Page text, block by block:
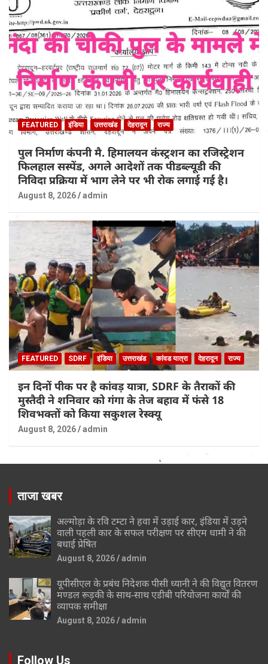
FEATURED इंडिया उत्तराखंड देहरादून राज्य
पुल निर्माण कंपनी मै. हिमालयन कंस्ट्रशन का रजिस्ट्रेशन
फिलहाल सस्पेंड, अगले आदेशों तक पीडब्ल्यूडी की
निविदा प्रक्रिया में भाग लेने पर भी रोक लगाई गई है।
August 8, 2026 admin
FEATURED SDRF इंडिया उत्तराखंड कांवड यात्रा देहरादून राज्य
इन दिनों पीक पर है कांवड़ यात्रा, SDRF के तैराकों की
मुस्तैदी ने शनिवार को गंगा के तेज बहाव में फंसे 18
शिवभक्तों को किया सकुशल रेस्क्यू
August 8, 2026 admin
ताजा खबर
अल्मोड़ा के रवि टम्टा ने हवा में उड़ाई कार, इंडिया में उड़ने
वाली पहली कार के सफल परीक्षण पर सीएम धामी ने की
बधाई प्रेषित
August 8, 2026 admin
यूपीसीएल के प्रबंध निदेशक पीसी ध्यानी ने की विद्युत वितरण
मण्डल रूड़की के साथ-साथ एडीबी परियोजना कार्यों की
व्यापक समीक्षा
August 8, 2026 admin
Follow Us